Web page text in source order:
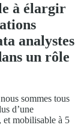
à élargir
analystes
un rôle
sommes tous
d’une
et mobilisable à 5